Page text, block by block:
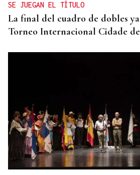
SE JUEGAN EL TÍTULO
La final del cuadro de dobles
Torneo Internacional Cidade